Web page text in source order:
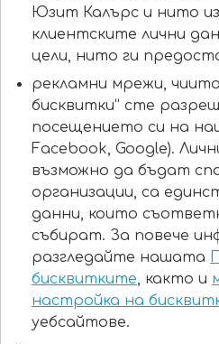
Юзит Калърс и нито
клиентските лични
цели, нито ги
рекламни мрежи,
бисквитки“ сте
посещението си на
Facebook, Google).
възможно да бъдат
организации, са
данни, които
събират. За повече
разгледайте нашата
бисквитките, както и
настройка на
уебсайтове.